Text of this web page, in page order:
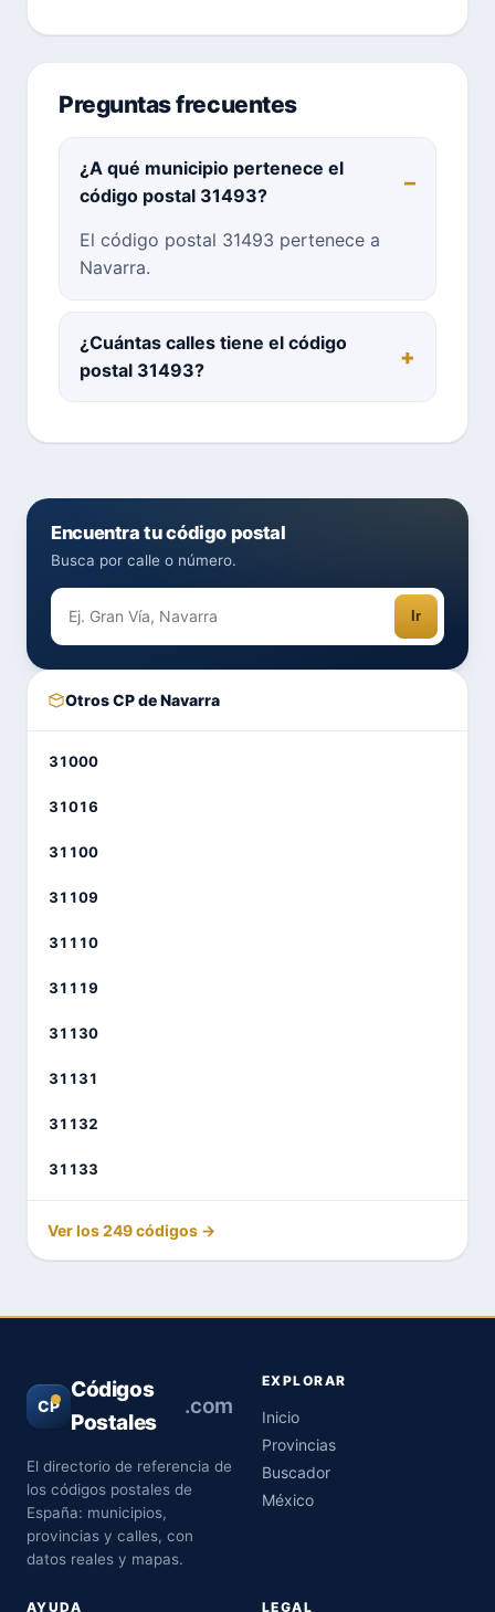
Preguntas frecuentes
¿A qué municipio pertenece el
código postal 31493?
El código postal 31493 pertenece a
Navarra.
¿Cuántas calles tiene el código
postal 31493?
Encuentra tu código postal
Busca por calle o número.
Ir
Otros CP de Navarra
31000
31016
31100
31109
31110
31119
31130
31131
31132
31133
Ver los 249 códigos →
CP
Códigos
Postales
.com
El directorio de referencia de
los códigos postales de
España: municipios,
provincias y calles, con
datos reales y mapas.
EXPLORAR
Inicio
Provincias
Buscador
México
AYUDA LEGAL